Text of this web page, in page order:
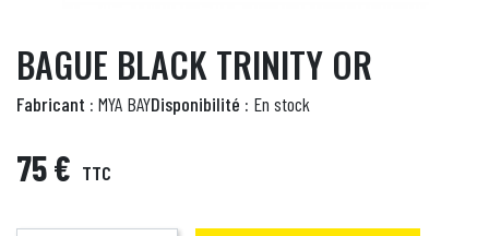
BAGUE BLACK TRINITY OR
Fabricant : MYA BAYDisponibilité : En stock
75 € TTC